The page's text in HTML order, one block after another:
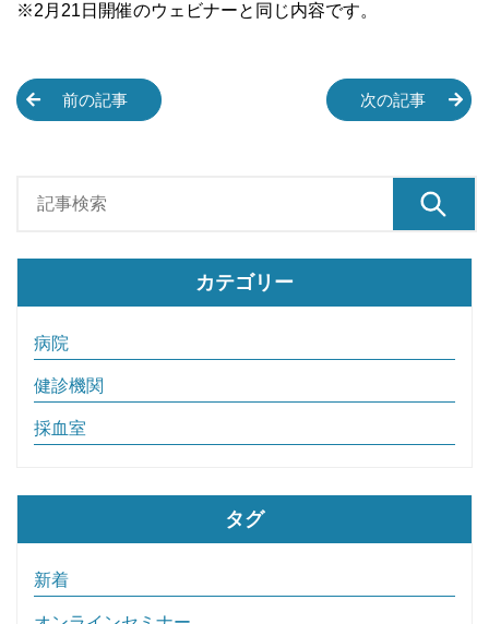
※2月21日開催のウェビナーと同じ内容です。
前の記事 次の記事
カテゴリー
病院
健診機関
採血室
タグ
新着